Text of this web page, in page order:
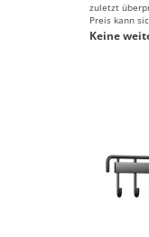
zuletzt
Preis kann
Keine